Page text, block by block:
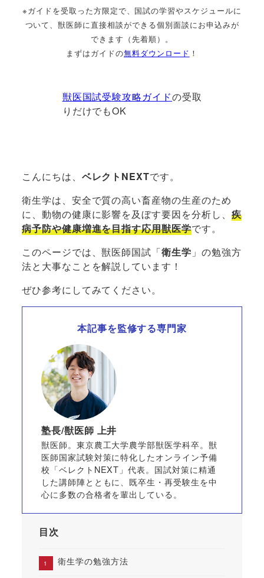
※ガイドを受取った方限定で、国試の学習やスケジュールに
ついて、獣医師に直接相談ができる個別面談にお申込みが
できます（先着順）。
まずはガイドの無料ダウンロード ！
獣医国試受験攻略ガイドの受取
りだけでもOK
こんにちは、 ベレクトNEXTです。
衛生学は、安全で質の高い畜産物の生産のため
に、動物の健康に影響を及ぼす要因を分析し、 疾
病予防や健康増進を目指す応用獣医学です。
このページでは、獣医師国試「衛生学 」の勉強方
法と大事なことを解説しています！
ぜひ参考にしてみてください。
本記事を監修する専門家
塾長/獣医師 上井
獣医師。東京農工大学農学部獣医学科卒。獣
医師国家試験対策に特化したオンライン予備
校「ベレクトNEXT」代表。国試対策に精通
した講師陣とともに、既卒生・再受験生を中
心に多数の合格者を輩出している。
目次
衛生学の勉強方法